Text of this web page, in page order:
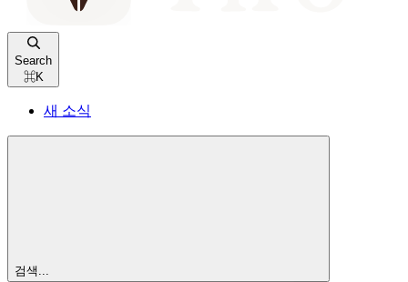
Search
⌘K
새 소식
검색...